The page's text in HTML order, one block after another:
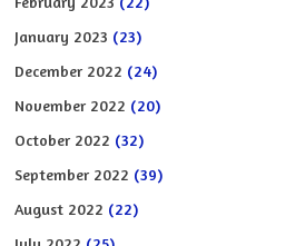
January 2023 (23)
December 2022 (24)
November 2022 (20)
October 2022 (32)
September 2022 (39)
August 2022 (22)